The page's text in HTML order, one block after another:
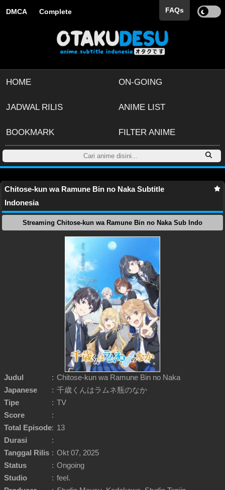
DMCA Complete FAQs
HOME ON-GOING
JADWAL RILIS ANIME LIST
BOOKMARK FILTER ANIME
Chitose-kun wa Ramune Bin no Naka Subtitle
Indonesia
Streaming Chitose-kun wa Ramune Bin no Naka Sub Indo
Judul : Chitose-kun wa Ramune Bin no Naka
Japanese
: 千歳くんはラムネ瓶のなか
Tipe
: TV
Score
:
Total Episode: 13
Durasi
:
Tanggal Rilis : Okt 07, 2025
Status
: Ongoing
Studio
: feel.